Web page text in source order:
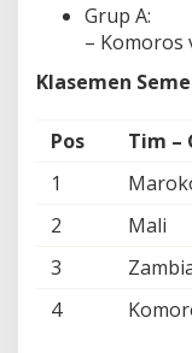
Grup A:
– Komoros
Klasemen
Pos Tim –
1
2
Mali
3
4